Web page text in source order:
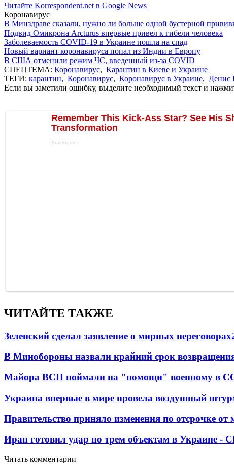
Читайте Korrespondent.net в Google News
Коронавирус
В Минздраве сказали, нужно ли больше одной бустерной
Подвид Омикрона Arcturus впервые привел к гибели человека
Заболеваемость COVID-19 в Украине пошла на спад
Новый вариант коронавируса попал из Индии в Европу
В США отменили режим ЧС, введенный из-за COVID
СПЕЦТЕМА: Коронавирус, Карантин в Киеве и Украине
ТЕГИ: карантин, Коронавирус, Коронавирус в Украине, Денис
Если вы заметили ошибку, выделите необходимый текст и
ЧИТАЙТЕ ТАКЖЕ
Зеленский сделал заявление о мирных переговорах
В Минобороны назвали крайний срок
Майора ВСП поймали на "помощи" военному в
Украина впервые в мире провела воздушный
Правительство приняло изменения по отсрочке от
Иран готовил удар по трем объектам в Украине -
Читать комментарии